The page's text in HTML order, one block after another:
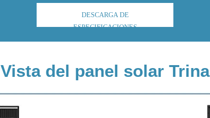
DESCARGA DE
ESPECIFICACIONES
Vista del panel solar Trina